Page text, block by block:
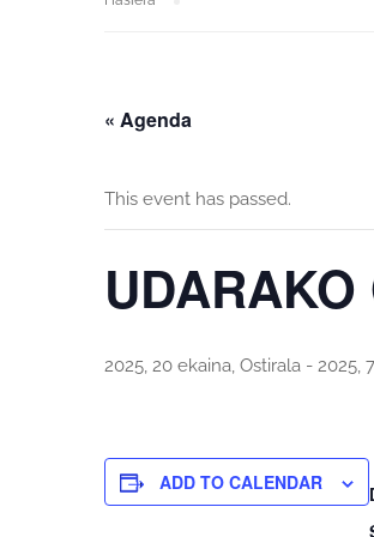
« Agenda
This event has passed.
2025, 20 ekaina, Ostirala - 2025,
ADD TO CALENDAR